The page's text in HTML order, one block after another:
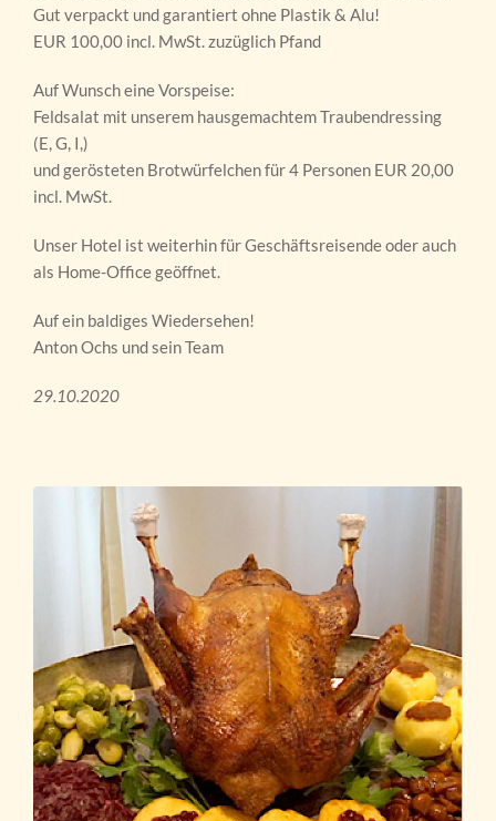
Gut verpackt und garantiert ohne Plastik & Alu!
EUR 100,00 incl. MwSt. zuzüglich Pfand
Auf Wunsch eine Vorspeise:
Feldsalat mit unserem hausgemachtem Traubendressing
(E, G, I,)
und gerösteten Brotwürfelchen für 4 Personen EUR 20,00
incl. MwSt.
Unser Hotel ist weiterhin für Geschäftsreisende oder auch
als Home-Office geöffnet.
Auf ein baldiges Wiedersehen!
Anton Ochs und sein Team
29.10.2020